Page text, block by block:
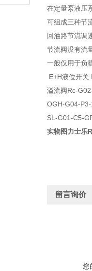
在定量泵液压
可组成三种节
回油路节流调
节流阀没有流
一般仅用于负
E+H液位开关
溢流阀Rc-
OGH-G04-
SL-G01-C5-
实物图力士乐
留言询价
您